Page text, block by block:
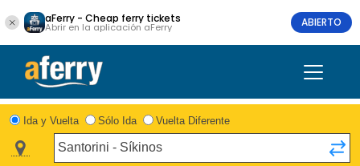
aFerry - Cheap ferry tickets
Abrir en la aplicación aFerry ABIERTO
Ida y Vuelta Sólo Ida Vuelta Diferente